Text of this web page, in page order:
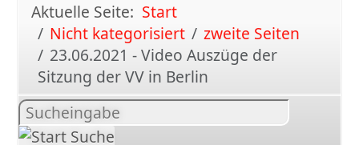
Aktuelle Seite: Start
Nicht kategorisiert
zweite Seiten
23.06.2021 - Video Auszüge der
Sitzung der VV in Berlin
Inhalt
suchen